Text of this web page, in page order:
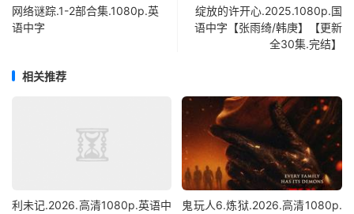
网络谜踪.1-2部合集.1080p.英
语中字
绽放的许开心.2025.1080p.国
语中字【张雨绮/韩庚】【更新
全30集.完结】
相关推荐
利未记.2026.高清1080p.英语中
鬼玩人6.炼狱.2026.高清1080p.